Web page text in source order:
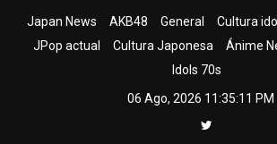
Japan News AKB48 General Cultura idol
JPop actual
Cultura Japonesa Ánime
Idols 70s
06 Ago, 2026 11:35:12 PM